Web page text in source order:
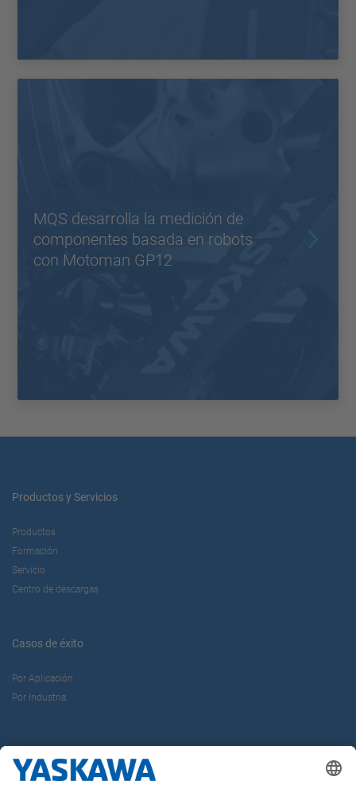
MQS desarrolla la medición de
componentes basada en robots
con Motoman GP12
Productos y Servicios
Productos
Formación
Servicio
Centro de descargas
Casos de éxito
Por Aplicación
Por Industria